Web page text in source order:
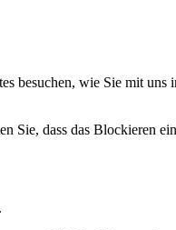
besuchen, wie Sie mit uns
Sie, dass das Blockieren